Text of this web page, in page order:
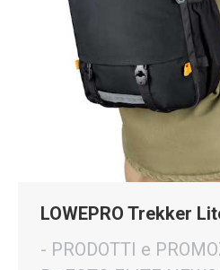
LOWEPRO Trekker
- PRODOTTI e